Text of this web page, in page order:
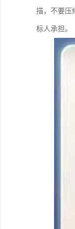
描，不要压
标人承担。